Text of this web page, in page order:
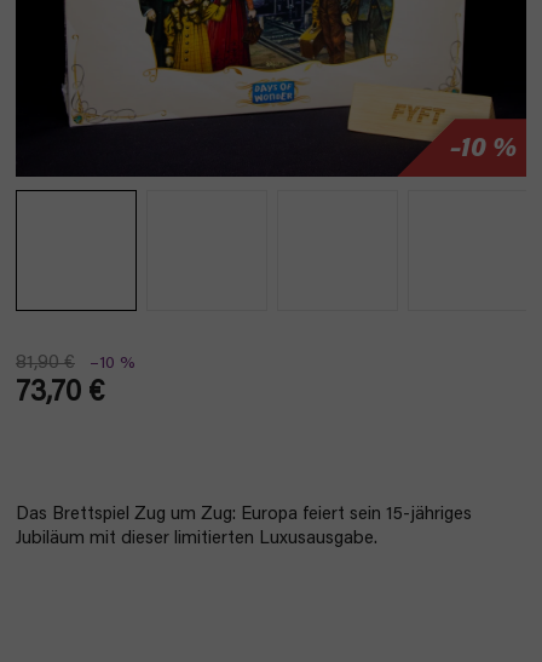
–10 %
81,90 € –10 %
73,70 €
Das Brettspiel Zug um Zug: Europa feiert sein 15-jähriges
Jubiläum mit dieser limitierten Luxusausgabe.